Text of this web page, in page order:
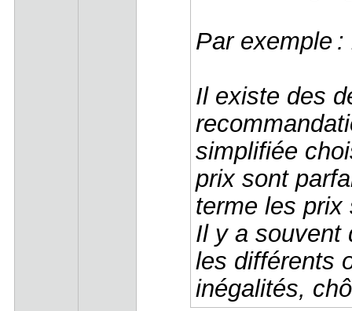
Par exemple
Il existe des
simplifiée
prix sont
terme les
Il y a souvent
les différents
inégalités,